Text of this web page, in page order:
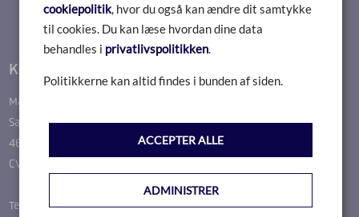
Kontakt
Marineservice Sjælland
Sallevvej 37
4622 Havdrup
CVR-nr.: 36664649
Telefon: 51244287
cookiepolitik, hvor du også kan ændre dit samtykke
til cookies. Du kan læse hvordan dine data
behandles i privatlivspolitikken.
Politikkerne kan altid findes i bunden af siden.
ACCEPTER ALLE
ADMINISTRER